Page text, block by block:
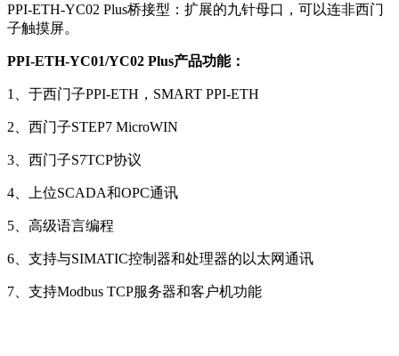
PPI-ETH-YC02 Plus桥接型：扩展的九针母口，可以连非西门
子触摸屏。
PPI-ETH-YC01/YC02 Plus产品功能：
1、于西门子PPI-ETH，SMART PPI-ETH
2、西门子STEP7 MicroWIN
3、西门子S7TCP协议
4、上位SCADA和OPC通讯
5、高级语言编程
6、支持与SIMATIC控制器和处理器的以太网通讯
7、支持Modbus TCP服务器和客户机功能